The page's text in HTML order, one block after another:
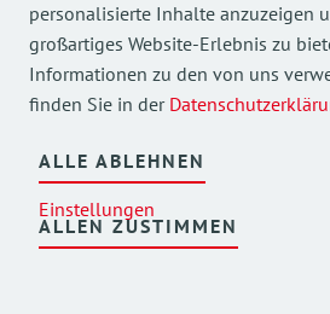
personalisierte Inhalte anzuzeigen
großartiges Website-Erlebnis zu
Informationen zu den von uns
finden Sie in der
ALLE ABLEHNEN
Einstellungen
ALLEN ZUSTIMMEN
Mehr Einblicke in unsere Arbeit
unseren Social Media Kanälen.